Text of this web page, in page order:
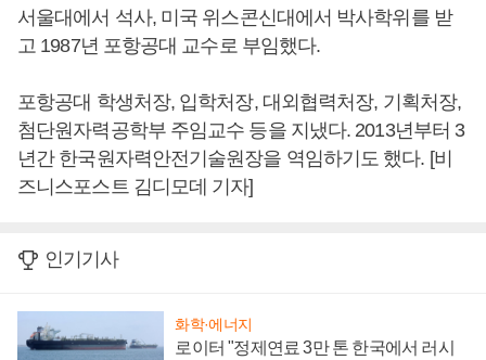
서울대에서 석사, 미국 위스콘신대에서 박사학위를 받
고 1987년 포항공대 교수로 부임했다.
포항공대 학생처장, 입학처장, 대외협력처장, 기획처장,
첨단원자력공학부 주임교수 등을 지냈다. 2013년부터 3
년간 한국원자력안전기술원장을 역임하기도 했다. [비
즈니스포스트 김디모데 기자]
인기기사
화학·에너지
로이터 "정제연료 3만 톤 한국에서 러시